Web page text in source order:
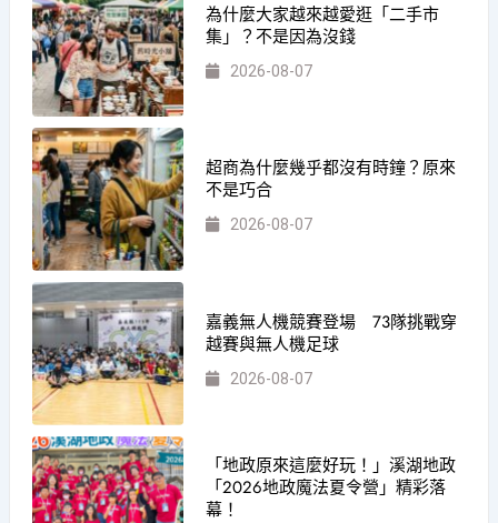
為什麼大家越來越愛逛「二手市
集」？不是因為沒錢
2026-08-07
超商為什麼幾乎都沒有時鐘？原來
不是巧合
2026-08-07
嘉義無人機競賽登場 73隊挑戰穿
越賽與無人機足球
2026-08-07
「地政原來這麼好玩！」溪湖地政
「2026地政魔法夏令營」精彩落
幕！